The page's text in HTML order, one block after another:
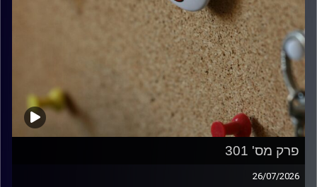
פרק מס' 301
26/07/2026